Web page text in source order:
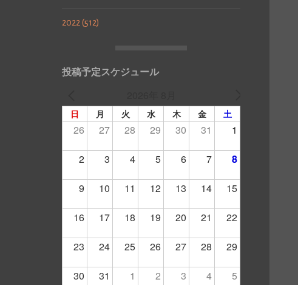
2022 (512)
投稿予定スケジュール
日 月 火 水 木 金 土
26 27 28 29 30 31 1
2 3 4 5 6 7 8
9 10 11 12 13 14 15
16 17 18 19 20 21 22
23 24 25 26 27 28 29
30 31 1 2 3 4 5